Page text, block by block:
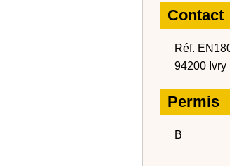
Contact
Réf.
94200 Ivry
Permis
B